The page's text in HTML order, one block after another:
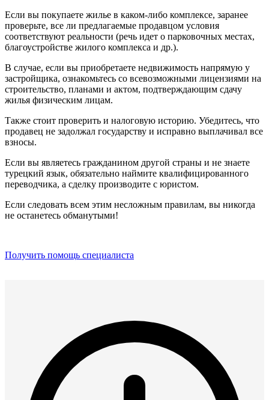
Если вы покупаете жилье в каком-либо комплексе, заранее
проверьте, все ли предлагаемые продавцом условия
соответствуют реальности (речь идет о парковочных местах,
благоустройстве жилого комплекса и др.).
В случае, если вы приобретаете недвижимость напрямую у
застройщика, ознакомьтесь со всевозможными лицензиями на
строительство, планами и актом, подтверждающим сдачу
жилья физическим лицам.
Также стоит проверить и налоговую историю. Убедитесь, что
продавец не задолжал государству и исправно выплачивал все
взносы.
Если вы являетесь гражданином другой страны и не знаете
турецкий язык, обязательно наймите квалифицированного
переводчика, а сделку производите с юристом.
Если следовать всем этим несложным правилам, вы никогда
не останетесь обманутыми!
Получить помощь специалиста